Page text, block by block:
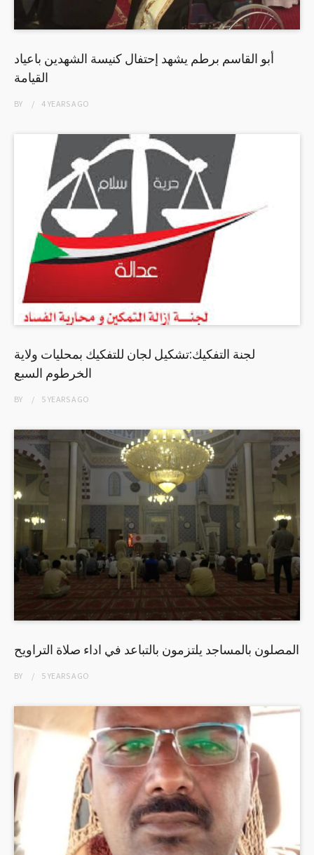
أبو القاسم برطم يشهد إحتفال كنيسة الشهدين باعياد
القيامة
BY 4 YEARSAGO
لجنة التفكيك:تشكيل لجان للتفكيك بمحليات ولاية
الخرطوم السبع
BY 5 YEARSAGO
المصلون بالمساجد يلتزمون بالتباعد في اداء صلاة التراويح
BY 5 YEARSAGO